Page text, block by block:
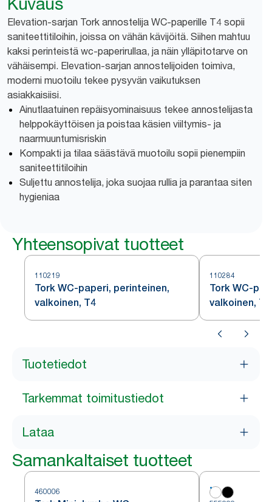
Elevation-sarjan Tork annostelija WC-paperille T4 sopii
saniteettitiloihin, joissa on vähän kävijöitä. Siihen mahtuu
kaksi perinteistä wc-paperirullaa, ja näin ylläpitotarve on
vähäisempi. Elevation-sarjan annostelijoiden toimiva,
moderni muotoilu tekee pysyvän vaikutuksen
asiakkaisiisi.
Ainutlaatuinen repäisyominaisuus tekee annostelijasta
helppokäyttöisen ja poistaa käsien viiltymis- ja
naarmuuntumisriskin
Kompakti ja tilaa säästävä muotoilu sopii pienempiin
saniteettitiloihin
Suljettu annostelija, joka suojaa rullia ja parantaa siten
hygieniaa
Yhteensopivat tuotteet
110219
Tork WC-paperi, perinteinen,
valkoinen, T4
110284
Tork WC-
valkoinen, T4
Tuotetiedot
Tarkemmat toimitustiedot
Lataa
Samankaltaiset tuotteet
460006